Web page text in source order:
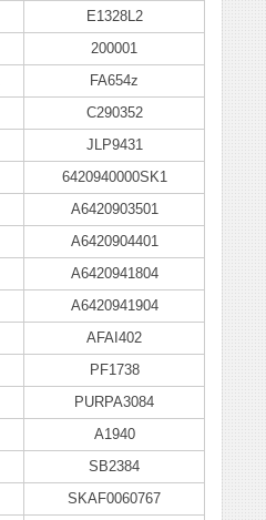
E1328L2
200001
FA654z
C290352
JLP9431
6420940000SK1
A6420903501
A6420904401
A6420941804
A6420941904
AFAI402
PF1738
PURPA3084
A1940
SB2384
SKAF0060767